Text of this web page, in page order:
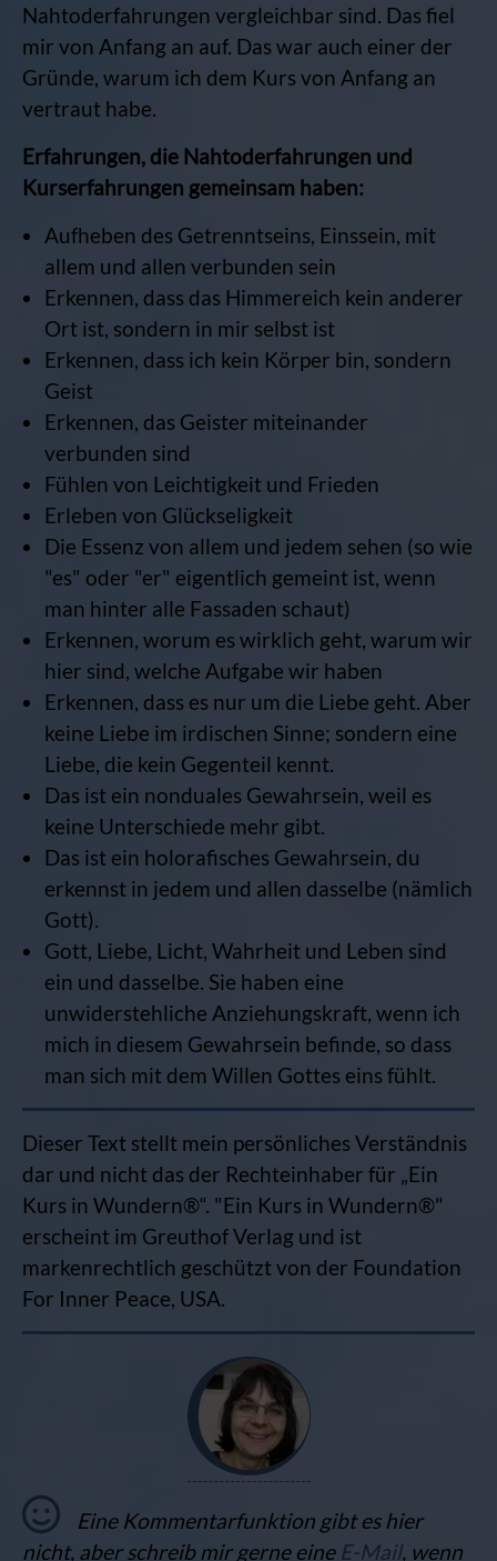
Nahtoderfahrungen vergleichbar sind. Das fiel
mir von Anfang an auf. Das war auch einer der
Gründe, warum ich dem Kurs von Anfang an
vertraut habe.
Erfahrungen, die Nahtoderfahrungen und
Kurserfahrungen gemeinsam haben:
Aufheben des Getrenntseins, Einssein, mit
allem und allen verbunden sein
Erkennen, dass das Himmereich kein anderer
Ort ist, sondern in mir selbst ist
Erkennen, dass ich kein Körper bin, sondern
Geist
Erkennen, das Geister miteinander
verbunden sind
Fühlen von Leichtigkeit und Frieden
Erleben von Glückseligkeit
Die Essenz von allem und jedem sehen (so wie
"es" oder "er" eigentlich gemeint ist, wenn
man hinter alle Fassaden schaut)
Erkennen, worum es wirklich geht, warum wir
hier sind, welche Aufgabe wir haben
Erkennen, dass es nur um die Liebe geht. Aber
keine Liebe im irdischen Sinne; sondern eine
Liebe, die kein Gegenteil kennt.
Das ist ein nonduales Gewahrsein, weil es
keine Unterschiede mehr gibt.
Das ist ein holorafisches Gewahrsein, du
erkennst in jedem und allen dasselbe (nämlich
Gott).
Gott, Liebe, Licht, Wahrheit und Leben sind
ein und dasselbe. Sie haben eine
unwiderstehliche Anziehungskraft, wenn ich
mich in diesem Gewahrsein befinde, so dass
man sich mit dem Willen Gottes eins fühlt.
Dieser Text stellt mein persönliches Verständnis
dar und nicht das der Rechteinhaber für „Ein
Kurs in Wundern®“. "Ein Kurs in Wundern®"
erscheint im Greuthof Verlag und ist
markenrechtlich geschützt von der Foundation
For Inner Peace, USA.
Eine Kommentarfunktion gibt es hier
nicht, aber schreib mir gerne eine E-Mail, wenn